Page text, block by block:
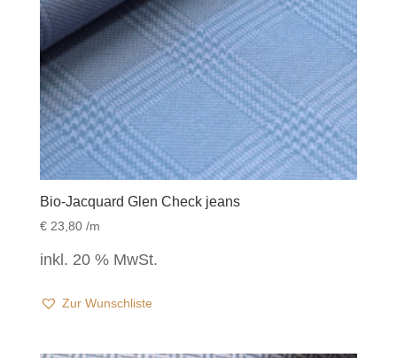
Bio-Jacquard Glen Check jeans
€23,80/m
inkl. 20 % MwSt.
Zur Wunschliste